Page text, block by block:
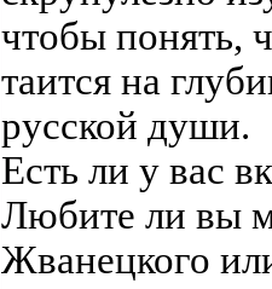
чтобы понять,
таится на
русской души.
Есть ли у вас
Любите ли вы
Жванецкого